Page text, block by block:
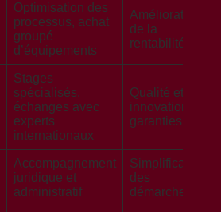
Optimisation des
processus, achat
groupé
d’équipements
Amélioration
de la
rentabilité
Stages
spécialisés,
échanges avec
experts
internationaux
Qualité et
innovation
garanties
Accompagnement
juridique et
administratif
Simplification
des
démarches